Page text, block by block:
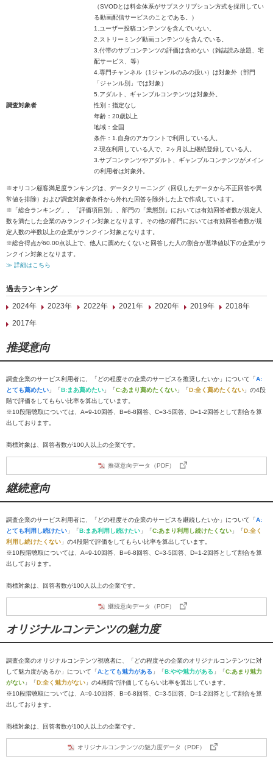
（SVODとは料金体系がサブスクリプション方式を採用してい
る動画配信サービスのことである。）
1.ユーザー投稿コンテンツを含んでいない。
2.ストリーミング動画コンテンツを含んでいる。
3.付帯のサブコンテンツの評価は含めない（雑誌読み放題、宅
配サービス、等）
4.専門チャンネル（1ジャンルのみの扱い）は対象外（部門
「ジャンル別」では対象）
5.アダルト、ギャンブルコンテンツは対象外。
調査対象者
性別：指定なし
年齢：20歳以上
地域：全国
条件：1.自身のアカウントで利用している人。
2.現在利用している人で、2ヶ月以上継続登録している人。
3.サブコンテンツやアダルト、ギャンブルコンテンツがメイン
の利用者は対象外。
※オリコン顧客満足度ランキングは、データクリーニング（回収したデータから不正回答や異
常値を排除）および調査対象者条件から外れた回答を除外した上で作成しています。
※「総合ランキング」、「評価項目別」、部門の「業態別」においては有効回答者数が規定人
数を満たした企業のみランクイン対象となります。その他の部門においては有効回答者数が規
定人数の半数以上の企業がランクイン対象となります。
※総合得点が60.00点以上で、他人に薦めたくないと回答した人の割合が基準値以下の企業がラ
ンクイン対象となります。
≫ 詳細はこちら
過去ランキング
2024年
2023年 2022年 2021年 2020年 2019年
2018年
2017年
推奨意向
調査企業のサービス利用者に、「どの程度その企業のサービスを推奨したいか」について「A:
とても薦めたい 」「B:まあ薦めたい 」「C:あまり薦めたくない 」「D:全く薦めたくない 」の4段
階で評価をしてもらい比率を算出しています。
※10段階聴取については、A=9-10回答、B=6-8回答、C=3-5回答、D=1-2回答として割合を算
出しております。
商標対象は、回答者数が100人以上の企業です。
推奨意向データ（PDF）
継続意向
調査企業のサービス利用者に、「どの程度その企業のサービスを継続したいか」について「A:
とても利用し続けたい 」「B:まあ利用し続けたい 」「C:あまり利用し続けたくない 」「D:全く
利用し続けたくない 」の4段階で評価をしてもらい比率を算出しています。
※10段階聴取については、A=9-10回答、B=6-8回答、C=3-5回答、D=1-2回答として割合を算
出しております。
商標対象は、回答者数が100人以上の企業です。
継続意向データ（PDF）
オリジナルコンテンツの魅力度
調査企業のオリジナルコンテンツ視聴者に、「どの程度その企業のオリジナルコンテンツに対
して魅力度があるか」について「A:とても魅力がある 」「B:やや魅力がある 」「C:あまり魅力
がない 」「D:全く魅力がない 」の4段階で評価してもらい比率を算出しています。
※10段階聴取については、A=9-10回答、B=6-8回答、C=3-5回答、D=1-2回答として割合を算
出しております。
商標対象は、回答者数が100人以上の企業です。
オリジナルコンテンツの魅力度データ（PDF）